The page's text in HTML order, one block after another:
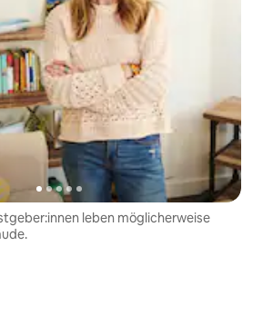
leben möglicherweise